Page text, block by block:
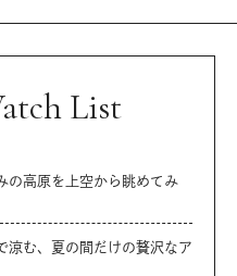
List
の高原を上空から眺めてみ
涼む、夏の間だけの贅沢なア